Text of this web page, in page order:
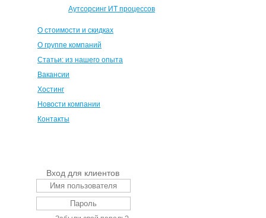
Аутсорсинг ИТ процессов
О стоимости и скидках
О группе компаний
Статьи: из нашего опыта
Вакансии
Хостинг
Новости компании
Контакты
Вход для клиентов